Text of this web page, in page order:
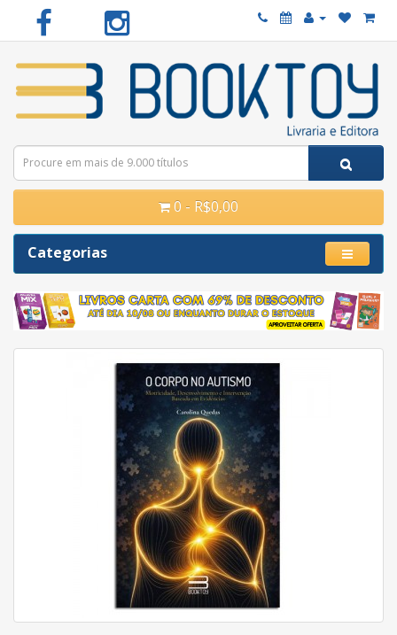
0 - R$0,00
Categorias